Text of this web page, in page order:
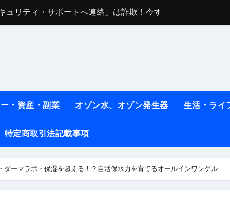
#shots
後のダイエット、食事はこれからやりました！【あすけん
なしで2ヶ月で10kg減量した、私の痩せる9つの習慣 | レシ
・資産・副業 オゾン水、オゾン発生器 生活・ライ
特定商取引法記載事項
ダーマラボ・保湿を超える！？自活保水力を育てるオールインワンゲル